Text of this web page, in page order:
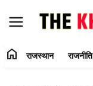
home राजस्थान राजनीति